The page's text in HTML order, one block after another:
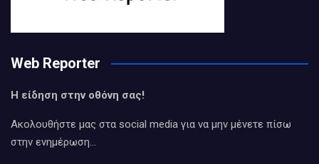
Web Reporter
Η είδηση στην οθόνη σας!
Ακολουθήστε μας στα social media για να μην μένετε πίσω
στην ενημέρωση…